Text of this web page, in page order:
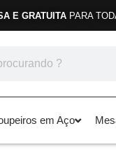
E GRATUITA PARA
em Aço